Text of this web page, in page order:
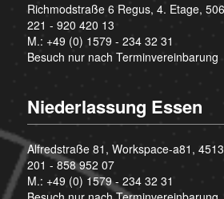
Richmodstraße 6 Regus, 4. Etage,
221 - 920 420 13
M.: +49 (0) 1579 - 234 32 31
Besuch nur nach Terminvereinbarung
Niederlassung Essen
Alfredstraße 81, Workspace-a81,
201 - 858 952 07
M.: +49 (0) 1579 - 234 32 31